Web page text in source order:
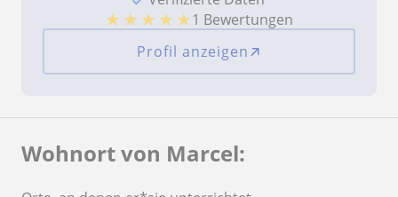
★ ★ ★ ★ ★1 Bewertungen
Profil anzeigen
Wohnort von Marcel: